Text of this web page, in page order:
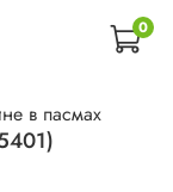
0
в пасмах